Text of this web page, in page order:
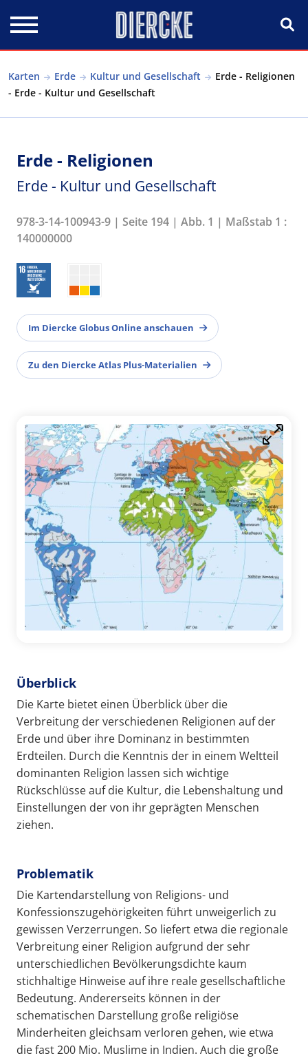
Karten Erde Kultur und Gesellschaft
Erde - Religionen
- Erde - Kultur und Gesellschaft
Erde - Religionen
Erde - Kultur und Gesellschaft
978-3-14-100943-9 | Seite 194 | Abb. 1 | Maßstab 1 :
140000000
Im Diercke Globus Online anschauen
Zu den Diercke Atlas Plus-Materialien
Überblick
Die Karte bietet einen Überblick über die
Verbreitung der verschiedenen Religionen auf der
Erde und über ihre Dominanz in bestimmten
Erdteilen. Durch die Kenntnis der in einem Weltteil
dominanten Religion lassen sich wichtige
Rückschlüsse auf die Kultur, die Lebenshaltung und
Einstellungen der von ihr geprägten Menschen
ziehen.
Problematik
Die Kartendarstellung von Religions- und
Konfessionszugehörigkeiten führt unweigerlich zu
gewissen Verzerrungen. So liefert etwa die regionale
Verbreitung einer Religion aufgrund der sehr
unterschiedlichen Bevölkerungsdichte kaum
stichhaltige Hinweise auf ihre reale gesellschaftliche
Bedeutung. Andererseits können in der
schematischen Darstellung große religiöse
Minderheiten gleichsam verloren gehen, wie etwa
die fast 200 Mio. Muslime in Indien. Auch die große